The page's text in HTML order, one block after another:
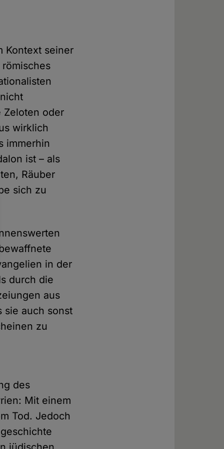
Kontext seiner
Zeloten oder
wirklich
immerhin
ist – als
Räuber
sich zu
in der
durch die
aus
sie auch sonst
zu
des
Mit einem
Tod. Jedoch